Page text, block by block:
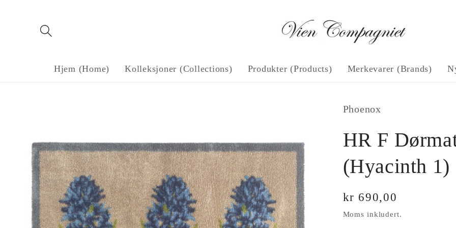
Hjem (Home) Kolleksjoner (Collections) Produkter (Products) Merkevarer (Brands)
Phoenox
HR F
(Hyacinth 1)
Vanlig
pris
kr 690,00
Moms inkludert.